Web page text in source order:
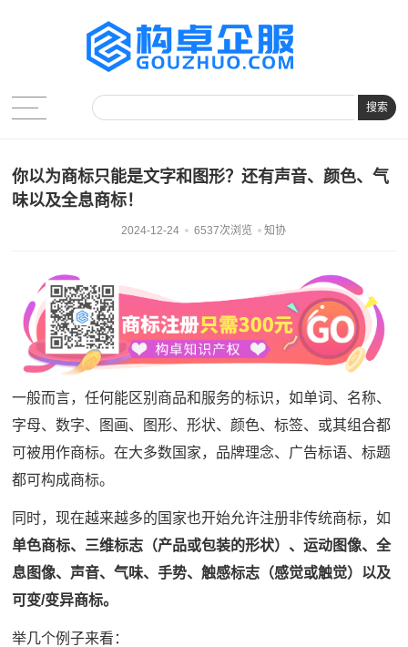
搜索
你以为商标只能是文字和图形？还有声音、颜色、气
味以及全息商标！
2024-12-24 6537次浏览 知协
一般而言，任何能区别商品和服务的标识，如单词、名称、
字母、数字、图画、图形、形状、颜色、标签、或其组合都
可被用作商标。在大多数国家，品牌理念、广告标语、标题
都可构成商标。
同时，现在越来越多的国家也开始允许注册非传统商标，如
单色商标、三维标志（产品或包装的形状）、运动图像、全
息图像、声音、气味、手势、触感标志（感觉或触觉）以及
可变/变异商标。
举几个例子来看：